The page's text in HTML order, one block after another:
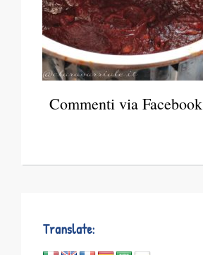
Commenti via Facebook
Translate: